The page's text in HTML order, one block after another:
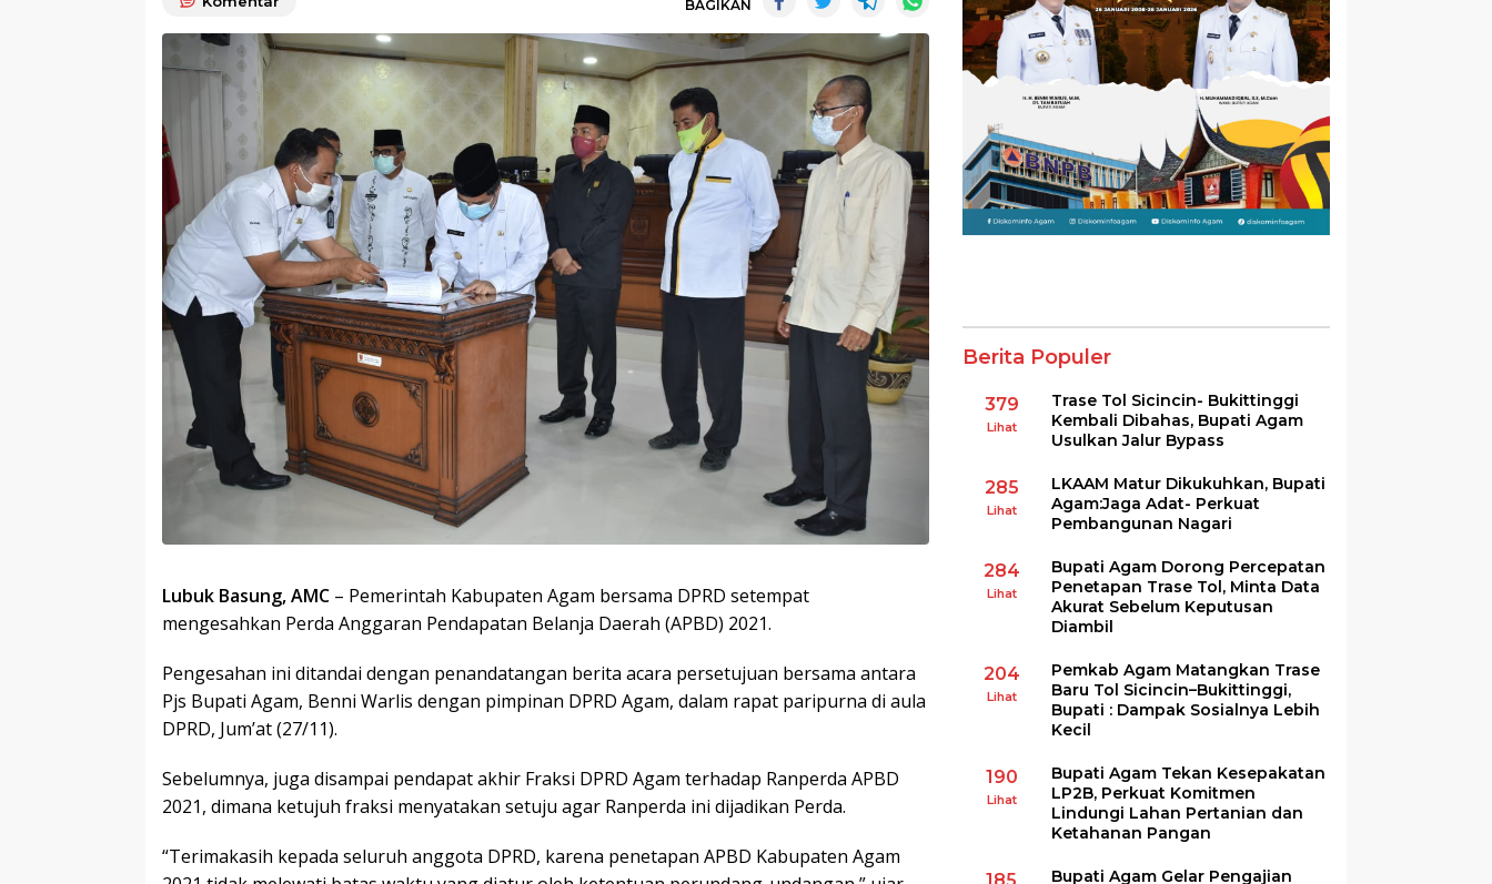
BAGIKAN
Lubuk Basung, AMC – Pemerintah Kabupaten Agam bersama DPRD setempat
mengesahkan Perda Anggaran Pendapatan Belanja Daerah (APBD) 2021.
Pengesahan ini ditandai dengan penandatangan berita acara persetujuan bersama antara
Pjs Bupati Agam, Benni Warlis dengan pimpinan DPRD Agam, dalam rapat paripurna di aula
DPRD, Jum’at (27/11).
Sebelumnya, juga disampai pendapat akhir Fraksi DPRD Agam terhadap Ranperda APBD
2021, dimana ketujuh fraksi menyatakan setuju agar Ranperda ini dijadikan Perda.
“Terimakasih kepada seluruh anggota DPRD, karena penetapan APBD Kabupaten Agam
Berita Populer
379
Lihat
Trase Tol Sicincin- Bukittinggi
Kembali Dibahas, Bupati Agam
Usulkan Jalur Bypass
285
Lihat
LKAAM Matur Dikukuhkan, Bupati
Agam:Jaga Adat- Perkuat
Pembangunan Nagari
284
Lihat
Bupati Agam Dorong Percepatan
Penetapan Trase Tol, Minta Data
Akurat Sebelum Keputusan
Diambil
204
Lihat
Pemkab Agam Matangkan Trase
Baru Tol Sicincin–Bukittinggi,
Bupati : Dampak Sosialnya Lebih
Kecil
190
Lihat
Bupati Agam Tekan Kesepakatan
LP2B, Perkuat Komitmen
Lindungi Lahan Pertanian dan
Ketahanan Pangan
Bupati Agam Gelar Pengajian